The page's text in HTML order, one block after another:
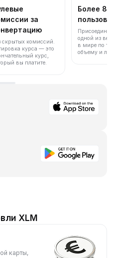
за
скрытых комиссий.
курса — это
курс,
вы платите.
Более 86
одной из
в мире по
объему и
XLM
карты,